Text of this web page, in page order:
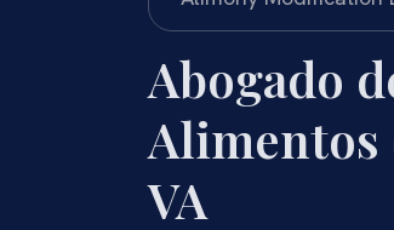
Abogado
Alimentos
VA